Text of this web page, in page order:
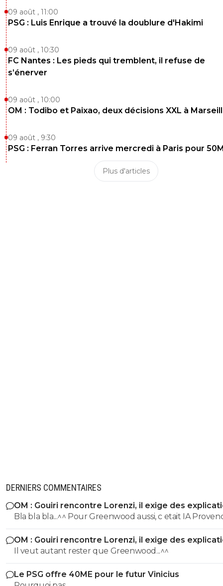
09 août , 11:00
PSG : Luis Enrique a trouvé la doublure d'Hakimi
09 août , 10:30
FC Nantes : Les pieds qui tremblent, il refuse de
s’énerver
09 août , 10:00
OM : Todibo et Paixao, deux décisions XXL à
09 août , 9:30
PSG : Ferran Torres arrive mercredi à Paris pour
Plus d'articles
DERNIERS COMMENTAIRES
OM : Gouiri rencontre Lorenzi, il exige des
Bla bla bla...^^ Pour Greenwood aussi, c etait IA Provence,
jusqu a ce qu'il pose avec le maillot de Fenerbahce !!!
OM : Gouiri rencontre Lorenzi, il exige des
Il veut autant rester que Greenwood...^^
Le PSG offre 40ME pour le futur Vinicius